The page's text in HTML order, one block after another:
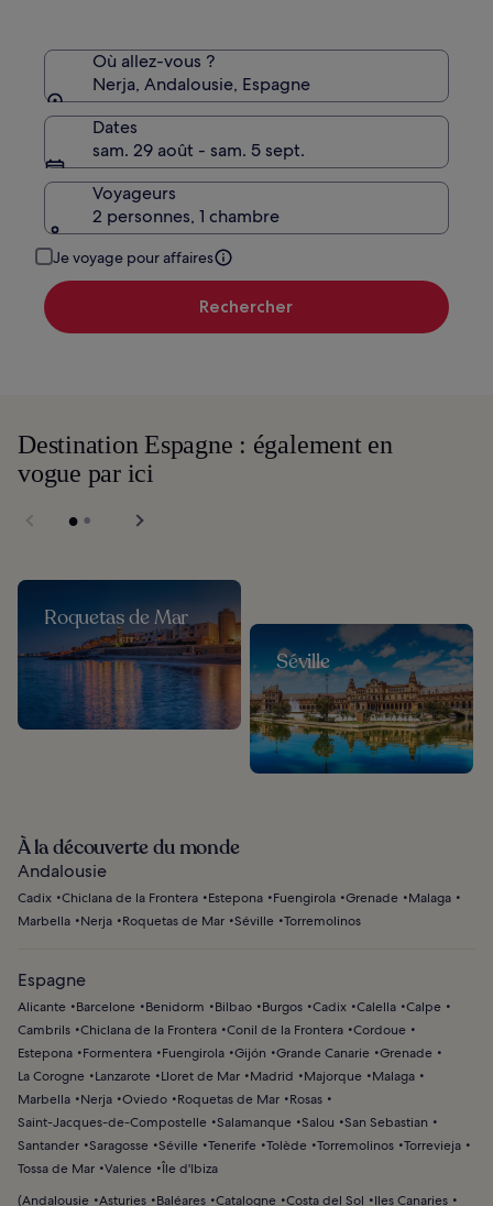
standard.
Où allez-vous ?
Nerja, Andalousie, Espagne
Dates
sam. 29 août - sam. 5 sept.
Voyageurs
2 personnes, 1 chambre
Je voyage pour affaires
Rechercher
Destination Espagne : également en
vogue par ici
Roquetas de Mar
Séville
À la découverte du monde
Andalousie
Cadix Chiclana de la Frontera Estepona Fuengirola Grenade
Malaga
Marbella
Nerja Roquetas de Mar Séville Torremolinos
Espagne
Alicante Barcelone Benidorm Bilbao Burgos Cadix Calella Calpe
Cambrils Chiclana de la Frontera Conil de la Frontera Cordoue
Estepona
Formentera Fuengirola Gijón Grande Canarie Grenade
La Corogne
Lanzarote Lloret de Mar Madrid Majorque
Malaga
Marbella
Nerja Oviedo Roquetas de Mar
Rosas
Saint-Jacques-de-Compostelle Salamanque Salou
San Sebastian
Santander Saragosse Séville Tenerife Tolède Torremolinos Torrevieja
Tossa de Mar Valence Île d'Ibiza
(Andalousie Asturies Baléares Catalogne Costa del Sol
Iles Canaries